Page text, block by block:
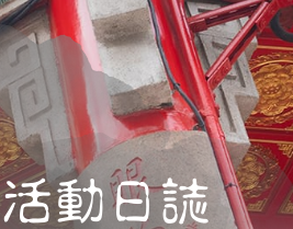
活動日誌